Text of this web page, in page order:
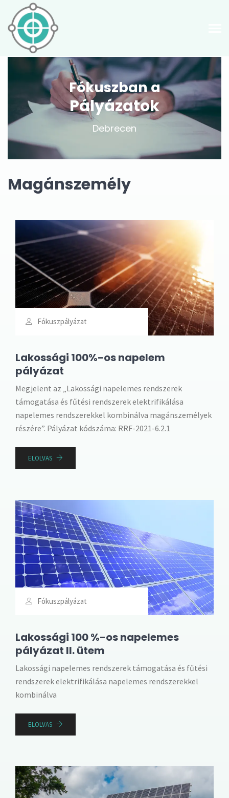
Fókuszban a
Pályázatok
Debrecen
Magánszemély
Fókuszpályázat
Lakossági 100%-os napelem
pályázat
Megjelent az „Lakossági napelemes rendszerek
támogatása és fűtési rendszerek elektrifikálása
napelemes rendszerekkel kombinálva magánszemélyek
részére”. Pályázat kódszáma: RRF-2021-6.2.1
ELOLVAS
Fókuszpályázat
Lakossági 100 %-os napelemes
pályázat II. ütem
Lakossági napelemes rendszerek támogatása és fűtési
rendszerek elektrifikálása napelemes rendszerekkel
kombinálva
ELOLVAS